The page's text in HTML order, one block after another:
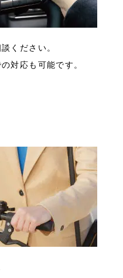
ください。
対応も可能です。